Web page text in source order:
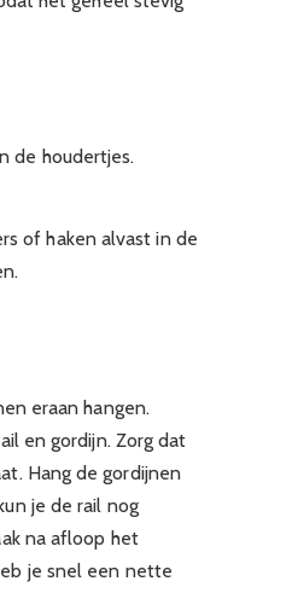
de houdertjes.
of haken alvast in de
eraan hangen.
en gordijn. Zorg dat
Hang de gordijnen
je de rail nog
na afloop het
je snel een nette